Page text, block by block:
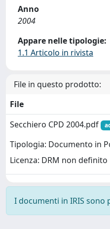
Anno
2004
Appare nelle tipologie:
1.1 Articolo in rivista
File in questo prodotto:
File
Secchiero CPD 2004.pdf
Tipologia: Documento in
Licenza: DRM non definito
I documenti in IRIS